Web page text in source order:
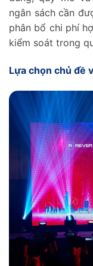
ngân sách cần
phân bổ chi phí
kiểm soát trong
Lựa chọn chủ đề